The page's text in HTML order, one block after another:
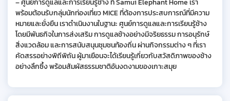
– ศูนย์การดูแลและการเรียนรู้ช้าง ที่ Samui Elephant Home เรา
พร้อมต้อนรับกลุ่มนักท่องเที่ยว MICE ที่ต้องการประสบการณ์ที่มีความ
หมายและยั่งยืน เราดำเนินงานในฐานะ ศูนย์การดูแลและการเรียนรู้ช้าง
โดยมีพันธกิจในการส่งเสริม การดูแลช้างอย่างมีจริยธรรม การอนุรักษ์
สิ่งแวดล้อม และการสนับสนุนชุมชนท้องถิ่น ผ่านกิจกรรมต่าง ๆ ที่เรา
คัดสรรอย่างพิถีพิถัน ผู้มาเยือนจะได้เรียนรู้เกี่ยวกับสวัสดิภาพของช้าง
อย่างลึกซึ้ง พร้อมสัมผัสธรรมชาติอันงดงามของเกาะสมุย